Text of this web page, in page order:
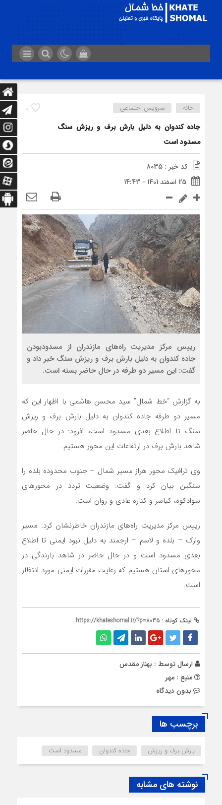
9 خانه سرویس اجتماعی
جاده کندوان به دلیل بارش برف و ریزش سنگ
مسدود است
کد خبر : 8035
25 اسفند 1401 - 14:43
رییس مرکز مدیریت راه‌های مازندران از مسدودبودن
جاده کندوان به دلیل بارش برف و ریزش سنگ خبر داد و
گفت: این مسیر دو طرفه در حال حاضر بسته است.
به گزارش “خط شمال” سید محسن هاشمی با اظهار این که
مسیر دو طرفه جاده کندوان به دلیل بارش برف و ریزش
سنگ تا اطلاع بعدی مسدود است، افزود: در حال حاضر
شاهد بارش برف در ارتفاعات این محور هستیم.
وی ترافیک محور هراز مسیر شمال – جنوب محدوده بلده را
سنگین بیان کرد و گفت: وضعیت تردد در محورهای
سوادکوه، کیاسر و کناره عادی و روان است.
رییس مرکز مدیریت راه‌های مازندران خاطرنشان کرد: مسیر
وازک – بلده و لاسم – ارجمند به دلیل نبود ایمنی تا اطلاع
بعدی مسدود است و در حال حاضر در شاهد بارندگی در
محورهای استان هستیم که رعایت مقررات ایمنی مورد انتظار
است.
لینک کوتاه : https://khateshomal.ir/?p=8035
ارسال توسط : بهناز مقدس
منبع : مهر
بدون دیدگاه
برچسب ها
بارش برف و ریزش جاده کندوان مسدود است
نوشته های مشابه